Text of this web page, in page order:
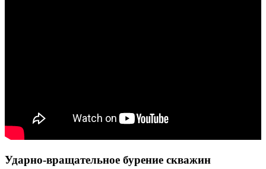
Ударно-вращательное бурение скважин